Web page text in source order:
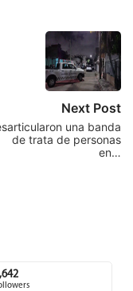
Next Post
una banda
de trata de personas
en…